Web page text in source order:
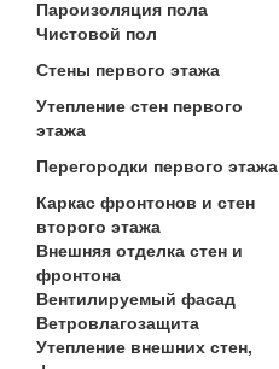
Пароизоляция пола
Чистовой пол
Стены первого этажа
Утепление стен первого
этажа
Перегородки первого этажа
Каркас фронтонов и стен
второго этажа
Внешняя отделка стен и
фронтона
Вентилируемый фасад
Ветровлагозащита
Утепление внешних стен,